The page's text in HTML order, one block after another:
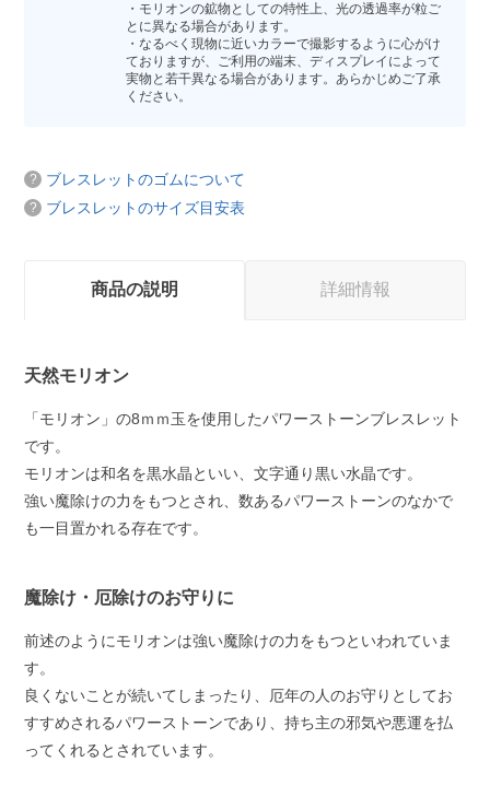
・モリオンの鉱物としての特性上、光の透過率が粒ご
とに異なる場合があります。
・なるべく現物に近いカラーで撮影するように心がけ
ておりますが、ご利用の端末、ディスプレイによって
実物と若干異なる場合があります。あらかじめご了承
ください。
ブレスレットのゴムについて
ブレスレットのサイズ目安表
商品の説明 詳細情報
天然モリオン
「モリオン」の8ｍｍ玉を使用したパワーストーンブレスレット
です。
モリオンは和名を黒水晶といい、文字通り黒い水晶です。
強い魔除けの力をもつとされ、数あるパワーストーンのなかで
も一目置かれる存在です。
魔除け・厄除けのお守りに
前述のようにモリオンは強い魔除けの力をもつといわれていま
す。
良くないことが続いてしまったり、厄年の人のお守りとしてお
すすめされるパワーストーンであり、持ち主の邪気や悪運を払
ってくれるとされています。